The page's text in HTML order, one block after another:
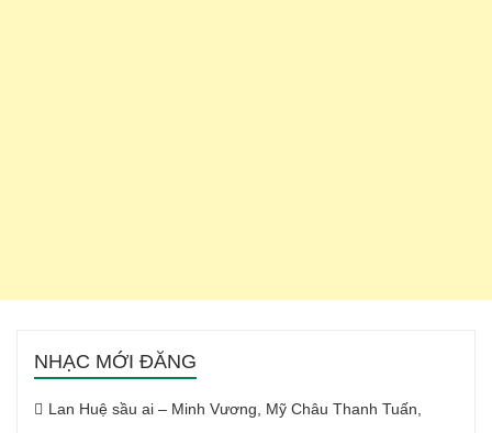
NHẠC MỚI ĐĂNG
Lan Huệ sầu ai – Minh Vương, Mỹ Châu Thanh Tuấn,